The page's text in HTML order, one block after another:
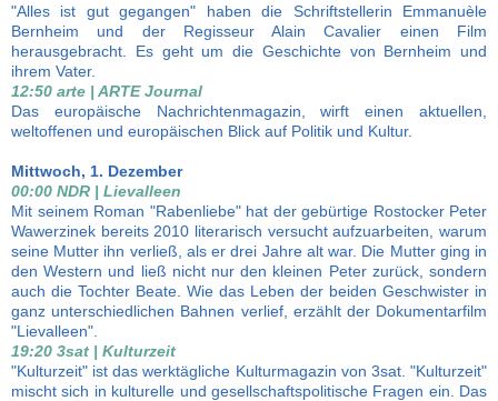
"Alles ist gut gegangen" haben die Schriftstellerin Emmanuèle
Bernheim und der Regisseur Alain Cavalier einen Film
herausgebracht. Es geht um die Geschichte von Bernheim und
ihrem Vater.
12:50 arte | ARTE Journal
Das europäische Nachrichtenmagazin, wirft einen aktuellen,
weltoffenen und europäischen Blick auf Politik und Kultur.
Mittwoch, 1. Dezember
00:00 NDR | Lievalleen
Mit seinem Roman "Rabenliebe" hat der gebürtige Rostocker Peter
Wawerzinek bereits 2010 literarisch versucht aufzuarbeiten, warum
seine Mutter ihn verließ, als er drei Jahre alt war. Die Mutter ging in
den Western und ließ nicht nur den kleinen Peter zurück, sondern
auch die Tochter Beate. Wie das Leben der beiden Geschwister in
ganz unterschiedlichen Bahnen verlief, erzählt der Dokumentarfilm
"Lievalleen".
19:20 3sat | Kulturzeit
"Kulturzeit" ist das werktägliche Kulturmagazin von 3sat. "Kulturzeit"
mischt sich in kulturelle und gesellschaftspolitische Fragen ein. Das